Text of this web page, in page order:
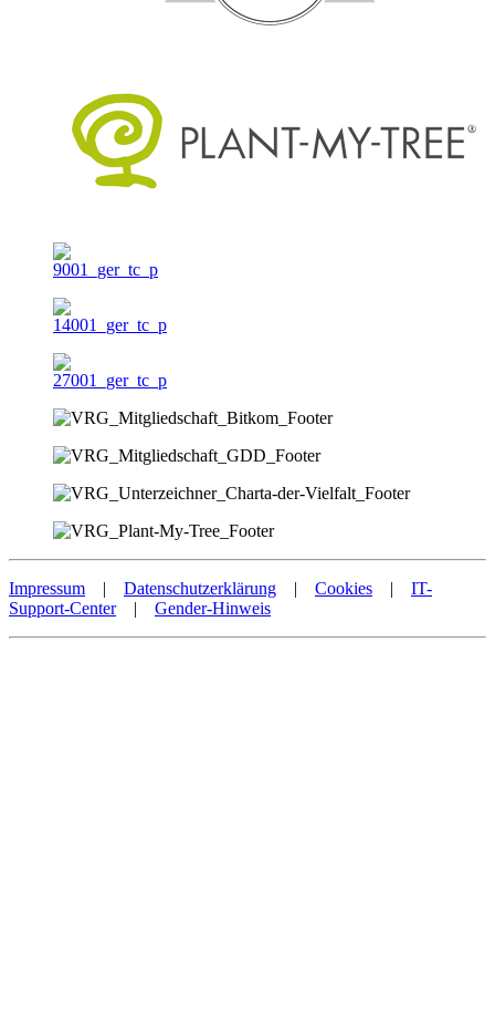
Impressum | Datenschutzerklärung | Cookies | IT-
Support-Center| Gender-Hinweis